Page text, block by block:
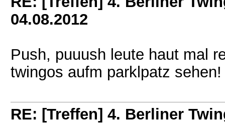
04.08.2012
Push, puuush leute haut mal
twingos aufm parklpatz sehen!
RE: [Treffen] 4. Berliner